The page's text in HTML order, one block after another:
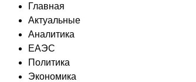
Главная
Актуальные
Аналитика
ЕАЭС
Политика
Экономика